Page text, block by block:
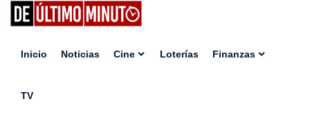
Inicio Noticias Cine Loterías Finanzas
TV